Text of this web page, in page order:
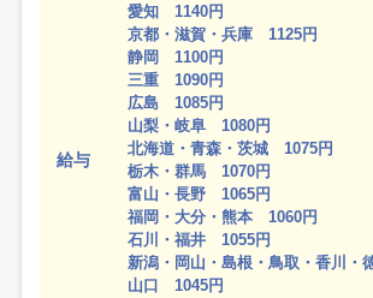
給与
愛知 1140円
京都・滋賀・兵庫 1125円
静岡 1100円
三重 1090円
広島 1085円
山梨・岐阜 1080円
北海道・青森・茨城 1075円
栃木・群馬 1070円
富山・長野 1065円
福岡・大分・熊本 1060円
石川・福井 1055円
新潟・岡山・島根・鳥取・香川・
山口 1045円